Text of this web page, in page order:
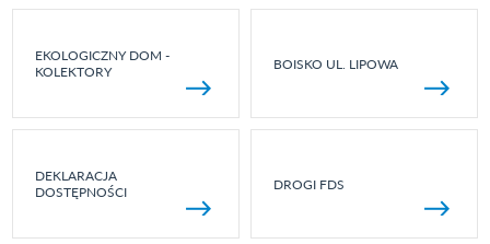
EKOLOGICZNY DOM -
KOLEKTORY
BOISKO UL. LIPOWA
DEKLARACJA
DOSTĘPNOŚCI
DROGI FDS